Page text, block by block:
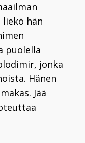
liekö hän
puolella
jonka
Hänen
Jää